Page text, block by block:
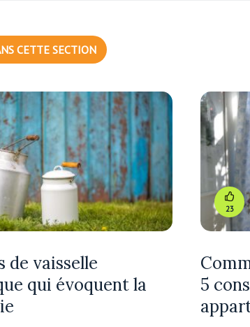
CETTE SECTION
de vaisselle
qui évoquent la
23
5